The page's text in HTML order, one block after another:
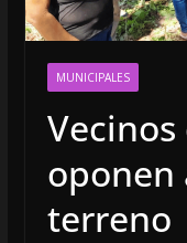
MUNICIPALES
oponen
terreno